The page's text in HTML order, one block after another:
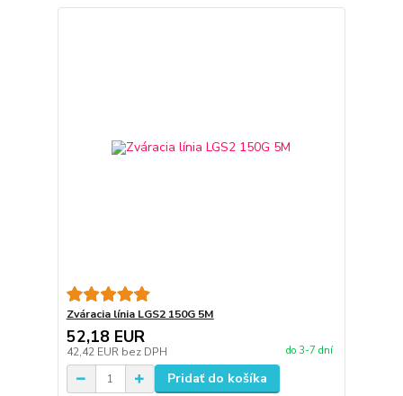
Zváracia línia LGS2 150G 5M
52,18 EUR
42,42 EUR bez DPH do 3-7 dní
Pridať do košíka